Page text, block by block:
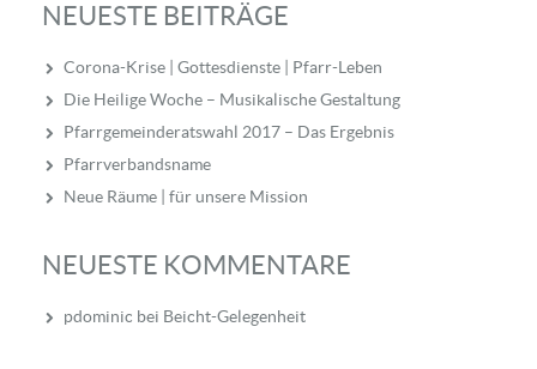
NEUESTE BEITRÄGE
Corona-Krise | Gottesdienste | Pfarr-Leben
Die Heilige Woche – Musikalische Gestaltung
Pfarrgemeinderatswahl 2017 – Das Ergebnis
Pfarrverbandsname
Neue Räume | für unsere Mission
NEUESTE KOMMENTARE
pdominic bei Beicht-Gelegenheit